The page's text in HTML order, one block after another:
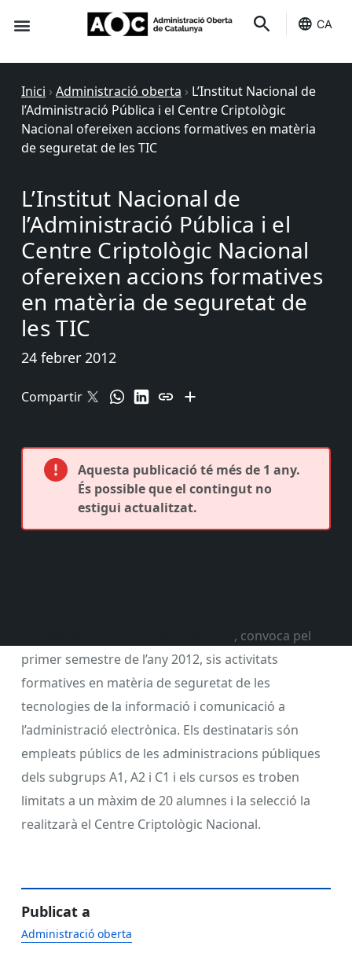
CA
Inici › Administració oberta › L’Institut Nacional de
l’Administració Pública i el Centre Criptològic
Nacional ofereixen accions formatives en matèria
de seguretat de les TIC
L’Institut Nacional de
l’Administració Pública i el
Centre Criptològic Nacional
ofereixen accions formatives
en matèria de seguretat de
les TIC
24 febrer 2012
Compartir
Aquesta publicació té més de 1 any.
És possible que el contingut no
estigui actualitzat.
, convoca pel
primer semestre de l’any 2012, sis activitats
formatives en matèria de seguretat de les
tecnologies de la informació i comunicació a
l’administració electrònica. Els destinataris són
empleats públics de les administracions públiques
dels subgrups A1, A2 i C1 i els cursos es troben
limitats a un màxim de 20 alumnes i la selecció la
realitzarà el Centre Criptològic Nacional.
Publicat a
Administració oberta